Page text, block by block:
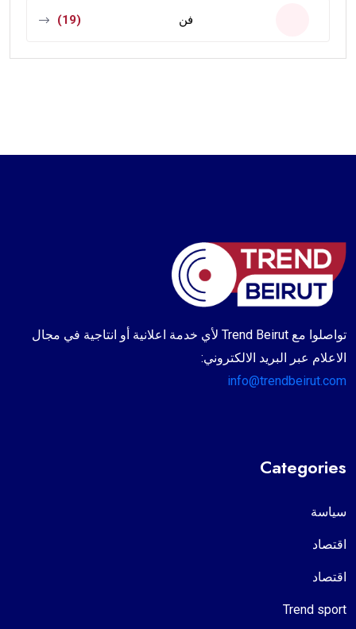
فن (19)
تواصلوا مع Trend Beirut لأي خدمة اعلانية أو انتاجية في مجال
الاعلام عبر البريد الالكتروني:
info@trendbeirut.com
Categories
سياسة
اقتصاد
اقتصاد
Trend sport